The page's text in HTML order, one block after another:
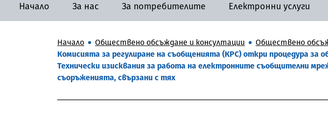
Начало За нас За потребителите Електронни услуги
Начало Обществено обсъждане и консултации
Обществено
Комисията за регулиране на съобщенията (КРС) откри процедура за
Технически изисквания за работа на електронните съобщителни
съоръженията, свързани с тях